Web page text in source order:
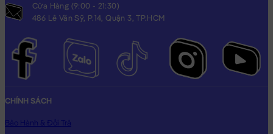
Cửa Hàng (9:00 - 21:30)
486 Lê Văn Sỹ, P.14, Quận 3, TP.HCM
CHÍNH SÁCH
Bảo Hành & Đổi Trả